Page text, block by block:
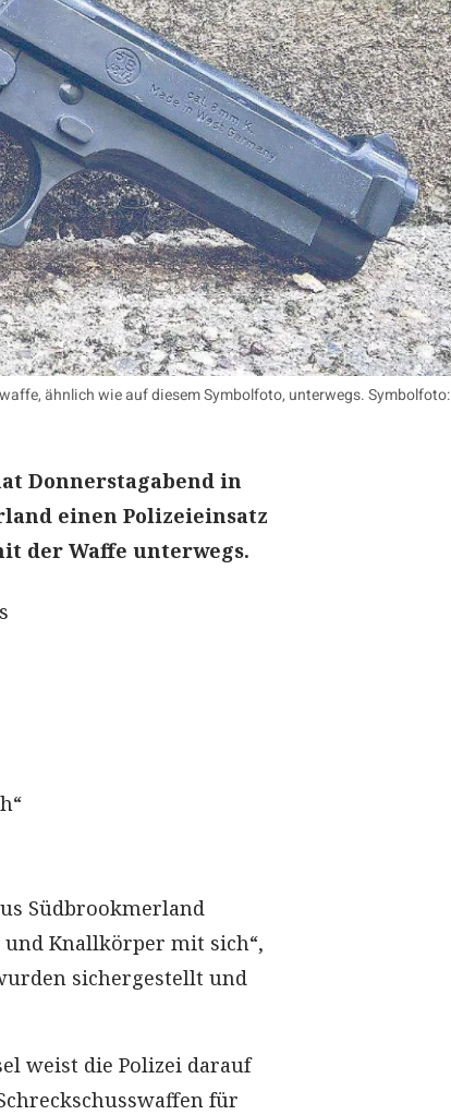
ähnlich wie auf diesem Symbolfoto, unterwegs. Symbolfoto:
Donnerstagabend in
einen Polizeieinsatz
der Waffe unterwegs.
Südbrookmerland
Knallkörper mit sich“,
sichergestellt und
weist die Polizei darauf
für